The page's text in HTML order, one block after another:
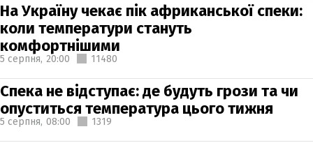
На Україну чекає пік африканської спеки:
коли температури стануть
комфортнішими
5 серпня, 20:00 11480
Спека не відступає: де будуть грози та чи
опуститься температура цього тижня
5 серпня, 08:00 1319